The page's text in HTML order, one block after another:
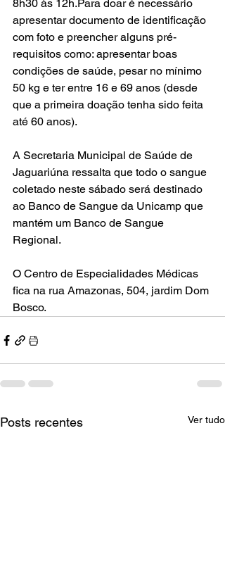
8h30 às 12h.Para doar é necessário
apresentar documento de identificação
com foto e preencher alguns pré-
requisitos como: apresentar boas
condições de saúde, pesar no mínimo
50 kg e ter entre 16 e 69 anos (desde
que a primeira doação tenha sido feita
até 60 anos).
A Secretaria Municipal de Saúde de
Jaguariúna ressalta que todo o sangue
coletado neste sábado será destinado
ao Banco de Sangue da Unicamp que
mantém um Banco de Sangue
Regional.
O Centro de Especialidades Médicas
fica na rua Amazonas, 504, jardim Dom
Bosco.
Posts recentes Ver tudo